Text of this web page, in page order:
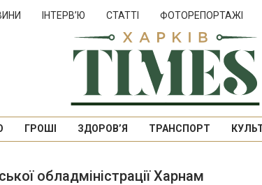
ІНТЕРВ’Ю СТАТТІ ФОТОРЕПОРТАЖІ
ГРОШІ ЗДОРОВ’Я ТРАНСПОРТ
обладміністрації Харнам